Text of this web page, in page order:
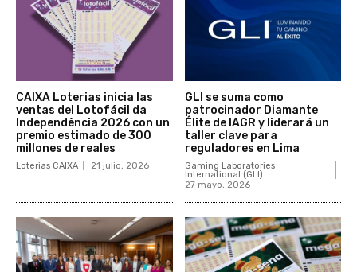
CAIXA Loterias inicia las
ventas del Lotofácil da
Independência 2026 con un
premio estimado de 300
millones de reales
Loterias CAIXA 21 julio, 2026
GLI se suma como
patrocinador Diamante
Élite de IAGR y liderará un
taller clave para
reguladores en Lima
Gaming Laboratories
International (GLI)
27 mayo, 2026